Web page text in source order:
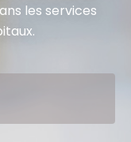
les services